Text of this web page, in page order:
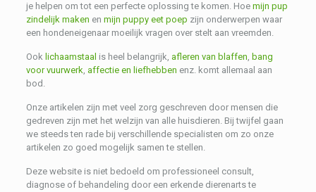
je helpen om tot een perfecte oplossing te komen. Hoe mijn pup
zindelijk maken en mijn puppy eet poep zijn onderwerpen waar
een hondeneigenaar moeilijk vragen over stelt aan vreemden.
Ook lichaamstaal is heel belangrijk, afleren van blaffen, bang
voor vuurwerk, affectie en liefhebben enz. komt allemaal aan
bod.
Onze artikelen zijn met veel zorg geschreven door mensen die
gedreven zijn met het welzijn van alle huisdieren. Bij twijfel gaan
we steeds ten rade bij verschillende specialisten om zo onze
artikelen zo goed mogelijk samen te stellen.
Deze website is niet bedoeld om professioneel consult,
diagnose of behandeling door een erkende dierenarts te